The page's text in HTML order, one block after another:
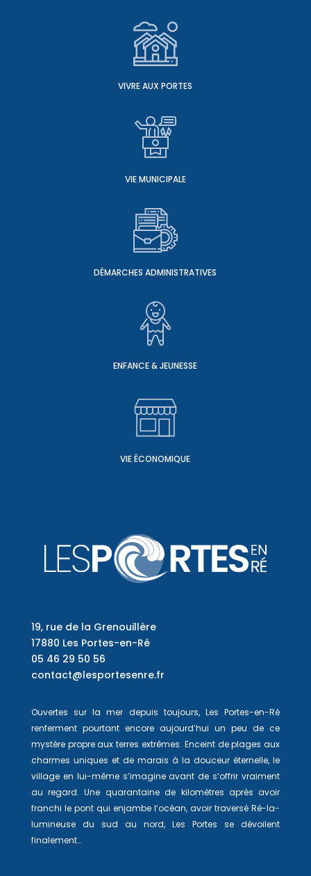
VIVRE AUX PORTES
VIE MUNICIPALE
DÉMARCHES ADMINISTRATIVES
ENFANCE & JEUNESSE
VIE ÉCONOMIQUE
19, rue de la Grenouillère
17880 Les Portes-en-Ré
05 46 29 50 56
contact@lesportesenre.fr
Ouvertes sur la mer depuis toujours, Les Portes-en-Ré
renferment pourtant encore aujourd’hui un peu de ce
mystère propre aux terres extrêmes. Enceint de plages aux
charmes uniques et de marais à la douceur éternelle, le
village en lui-même s’imagine avant de s’offrir vraiment
au regard. Une quarantaine de kilomètres après avoir
franchi le pont qui enjambe l’océan, avoir traversé Ré-la-
lumineuse du sud au nord, Les Portes se dévoilent
finalement…